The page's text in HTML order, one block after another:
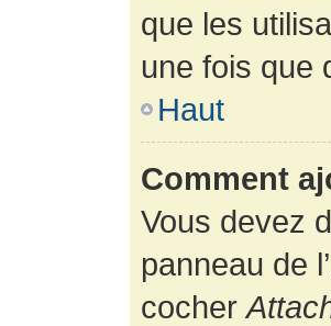
que les
une fois que
Haut
Comment
Vous devez
panneau de
cocher